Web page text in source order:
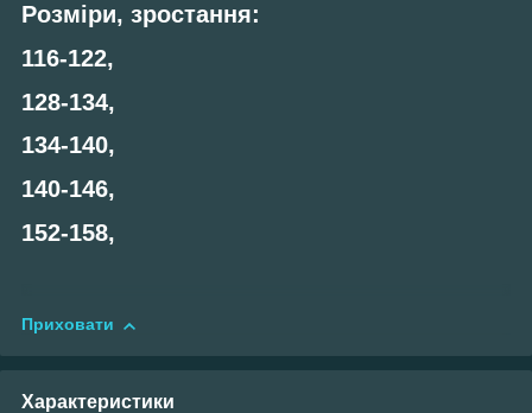
Розміри, зростання:
116-122,
128-134,
134-140,
140-146,
152-158,
Приховати
Характеристики